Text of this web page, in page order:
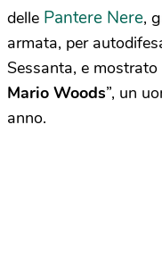
delle Pantere Nere,
armata, per
Sessanta, e
Mario Woods”, un
anno.